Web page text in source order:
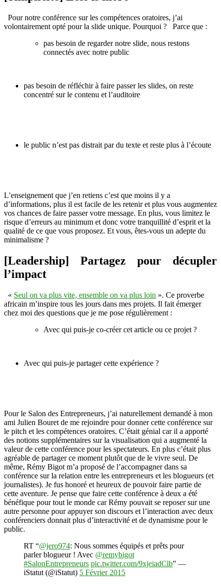
Pour notre conférence sur les compétences oratoires, j’ai
volontairement opté pour la slide unique. Pourquoi ? Parce que :
pas besoin de regarder notre slide, nous restons
connectés avec notre public
pas besoin de réfléchir à faire passer les slides, on reste
concentré sur le contenu et l’auditoire
le public n’est pas distrait par du texte et reste plus à l’écoute
L’enseignement que j’en retiens c’est que moins il y a
d’informations, plus il est facile de les retenir et plus vous augmentez
vos chances de faire passer votre message. En plus, vous limitez le
risque d’erreurs au minimum et donc votre tranquillité d’esprit et la
qualité de ce que vous proposez. Et vous, êtes-vous un adepte du
minimalisme ?
[Leadership] Partagez pour décupler
l’impact
« Seul on va plus vite, ensemble on va plus loin ». Ce proverbe
africain m’inspire tous les jours dans mes projets. Il fait émerger
chez moi des questions que je me pose régulièrement :
Avec qui puis-je co-créer cet article ou ce projet ?
Avec qui puis-je partager cette expérience ?
Pour le Salon des Entrepreneurs, j’ai naturellement demandé à mon
ami Julien Bouret de me rejoindre pour donner cette conférence sur
le pitch et les compétences oratoires. C’était génial car il a apporté
des notions supplémentaires sur la visualisation qui a augmenté la
valeur de cette conférence pour les spectateurs. En plus c’était plus
agréable de partager ce moment plutôt que de le vivre seul. De
même, Rémy Bigot m’a proposé de l’accompagner dans sa
conférence sur la relation entre les entrepreneurs et les blogueurs (et
journalistes). Je fus honoré et heureux de pouvoir faire partie de
cette aventure. Je pense que faire cette conférence à deux a été
bénéfique pour tout le monde car Rémy pouvait se reposer sur une
autre personne pour appuyer son discours et l’interaction avec deux
conférenciers donnait plus d’interactivité et de dynamisme pour le
public.
RT “@jero974: Nous sommes équipés et prêts pour
parler blogueur ! Avec @remybigot
#SalonEntrepreneurs pic.twitter.com/9xjeiadClb” —
iStatut (@iStatut) 5 Février 2015